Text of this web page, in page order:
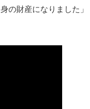
の財産になりました」